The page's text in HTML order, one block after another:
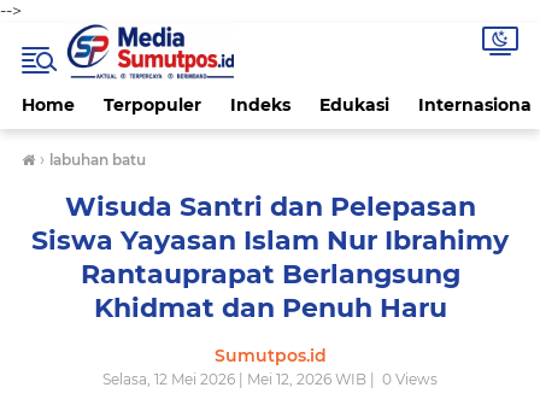
-->
Home Terpopuler Indeks Edukasi Internasional
› labuhan batu
Wisuda Santri dan Pelepasan
Siswa Yayasan Islam Nur Ibrahimy
Rantauprapat Berlangsung
Khidmat dan Penuh Haru
Sumutpos.id
Selasa, 12 Mei 2026 | Mei 12, 2026 WIB | 0 Views